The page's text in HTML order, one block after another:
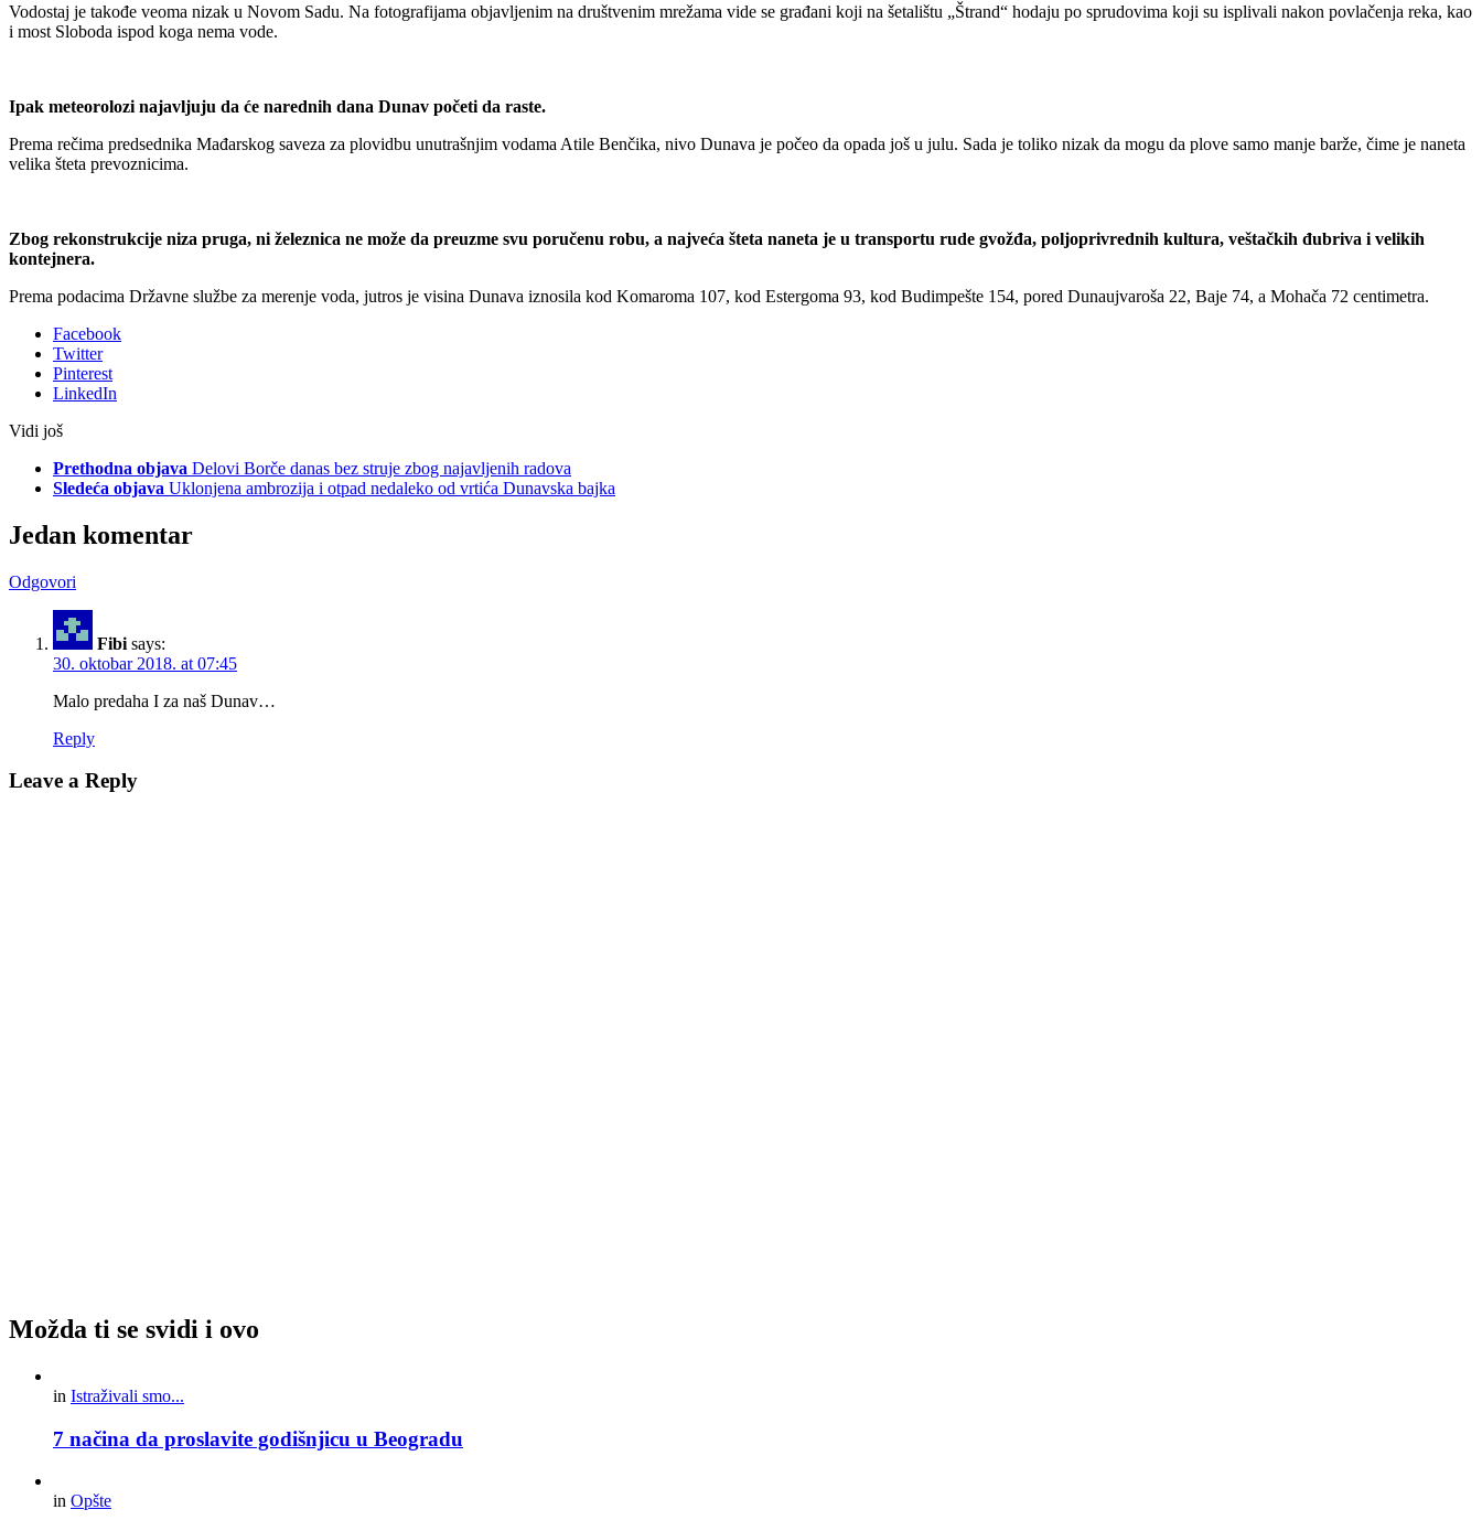
Vodostaj je takođe veoma nizak u Novom Sadu. Na fotografijama objavljenim na društvenim mrežama vide se građani koji na šetalištu „Štrand“ hodaju po sprudovima koji su isplivali nakon povlačenja reka, kao
i most Sloboda ispod koga nema vode.
Ipak meteorolozi najavljuju da će narednih dana Dunav početi da raste.
Prema rečima predsednika Mađarskog saveza za plovidbu unutrašnjim vodama Atile Benčika, nivo Dunava je počeo da opada još u julu. Sada je toliko nizak da mogu da plove samo manje barže, čime je naneta
velika šteta prevoznicima.
Zbog rekonstrukcije niza pruga, ni železnica ne može da preuzme svu poručenu robu, a najveća šteta naneta je u transportu rude gvožđa, poljoprivrednih kultura, veštačkih đubriva i velikih
kontejnera.
Prema podacima Državne službe za merenje voda, jutros je visina Dunava iznosila kod Komaroma 107, kod Estergoma 93, kod Budimpešte 154, pored Dunaujvaroša 22, Baje 74, a Mohača 72 centimetra.
Facebook
Twitter
Pinterest
LinkedIn
Vidi još
Prethodna objava Delovi Borče danas bez struje zbog najavljenih radova
Sledeća objava Uklonjena ambrozija i otpad nedaleko od vrtića Dunavska bajka
Jedan komentar
Odgovori
Fibi says:
30. oktobar 2018. at 07:45
Malo predaha I za naš Dunav…
Reply
Leave a Reply
Možda ti se svidi i ovo
in Istraživali smo...
7 načina da proslavite godišnjicu u Beogradu
in Opšte